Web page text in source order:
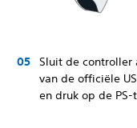
Sluit de controller
van de officiële
en druk op de PS-